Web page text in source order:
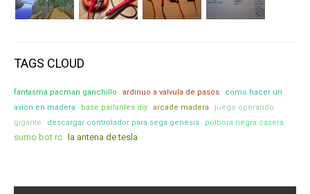
TAGS CLOUD
fantasma pacman ganchillo ardinuo a valvula de pasos
como hacer un
avion en madera
base parlantes diy arcade madera
juego operando
gigante
descargar controlador para sega genesis polbora negra casera
sumo bot rc la antena de tesla